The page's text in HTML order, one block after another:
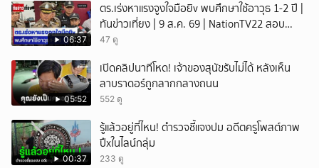
06:37
ตร.เร่งหาแรงจูงใจมือยิv พบศึกษาใช้อาวุธ 1-2 ปี |
ทันข่าวเที่ยง | 9 ส.ค. 69 | NationTV22 สอบ
พยานแล้ว 17 ปาก เร่งตรวจมือถือและหลักฐานที่
เพื่อน และสื่อโซเ
47 ดู
05:52
เปิดคลิปนาทีโหด! เจ้าของสุนัขรับไม่ได้ หลังเห็น
ลาบราดอร์ถูกลากกลางถนน
552 ดู
00:37
รู้แล้วอยู่ที่ไหน! ตำรวจชี้แจงปม อดีตครูโพสต์ภาพ
ปืxในไลน์กลุ่ม
233 ดู